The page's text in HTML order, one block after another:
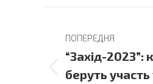
navigation
ПОПЕРЕДНЯ
Previous
“Захід-
беруть участь